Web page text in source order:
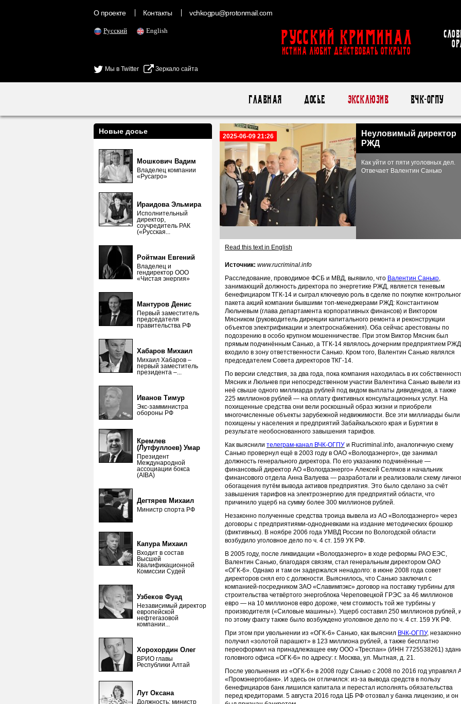
О проекте Контакты vchkogpu@protonmail.com
Русский English
Мы в Twitter Зеркало сайта
Русский Криминал
ИСТИНА ЛЮБИТ ДЕЙСТВОВАТЬ ОТКРЫТО
Главная Досье Эксклюзив ВЧК-ОГПУ
Новые досье
Мошкович Вадим
Владелец компании
«Русагро»
Ираидова Эльмира
Исполнительный
директор,
соучредитель РАК
(«Русская...
Ройтман Евгений
Владелец и
гендиректор ООО
«Чистая энергия»
Мантуров Денис
Первый заместитель
председателя
правительства РФ
Хабаров Михаил
Михаил Хабаров –
первый заместитель
президента –...
Иванов Тимур
Экс-замминистра
обороны РФ
Кремлев
(Лутфуллоев) Умар
Президент
Международной
ассоциации бокса
(AIBA)
Дегтярев Михаил
Министр спорта РФ
Капура Михаил
Входит в состав
Высшей
Квалификационной
Комиссии Судей
Узбеков Фуад
Независимый директор
европейской
нефтегазовой
компании...
Хорохордин Олег
ВРИО главы
Республики Алтай
Лут Оксана
Должность: министр
2025-06-09 21:26
Неуловимый директор
РЖД
Как уйти от пяти уголовных дел.
Отвечает Валентин Санько
Read this text in English
Источник: www.rucriminal.info
Расследование, проводимое ФСБ и МВД, выявило, что Валентин Санько,
занимающий должность директора по энергетике РЖД, является теневым
бенефициаром ТГК-14 и сыграл ключевую роль в сделке по покупке
пакета акций компании бывшими топ-менеджерами РЖД: Константином
Люльчевым (глава департамента корпоративных финансов) и Виктором
Мясником (руководитель дирекции капитального ремонта и реконструкции
объектов электрификации и электроснабжения). Оба сейчас арестованы по
подозрению в особо крупном мошенничестве. При этом Виктор Мясник был
прямым подчинённым Санько, а ТГК-14 являлось дочерним предприятием
входило в зону ответственности Санько. Кром того, Валентин Санько являлся
председателем Совета директоров ТКГ-14.
По версии следствия, за два года, пока компания находилась в их
Мясник и Люльчев при непосредственном участии Валентина Санько вывели из
неё свыше одного миллиарда рублей под видом выплаты дивидендов, а также
225 миллионов рублей — на оплату фиктивных консультационных услуг. На
похищенные средства они вели роскошный образ жизни и приобрели
многочисленные объекты зарубежной недвижимости. Все эти миллиарды были
похищены у населения и предприятий Забайкальского края и Бурятии в
результате необоснованного завышения тарифов.
Как выяснили телеграм-канал ВЧК-ОГПУ и Rucriminal.info, аналогичную схему
Санько провернул ещё в 2003 году в ОАО «Вологдаэнерго», где занимал
должность генерального директора. По его указанию подчинённые —
финансовый директор АО «Вологдаэнерго» Алексей Селяков и начальник
финансового отдела Анна Валуева — разработали и реализовали схему
обогащения путём вывода активов предприятия. Это было сделано за счёт
завышения тарифов на электроэнергию для предприятий области, что
причинило ущерб на сумму более 300 миллионов рублей.
Незаконно полученные средства троица вывела из АО «Вологдаэнерго» через
договоры с предприятиями-однодневками на издание методических брошюр
(фиктивных). В ноябре 2006 года УМВД России по Вологодской области
возбудило уголовное дело по ч. 4 ст. 159 УК РФ.
В 2005 году, после ликвидации «Вологдаэнерго» в ходе реформы РАО ЕЭС,
Валентин Санько, благодаря связям, стал генеральным директором ОАО
«ОГК-6». Однако и там он задержался ненадолго: в июне 2008 года совет
директоров снял его с должности. Выяснилось, что Санько заключил с
компанией-посредником ЗАО «Славимпэкс» договор на поставку турбины для
строительства четвёртого энергоблока Череповецкой ГРЭС за 46 миллионов
евро — на 10 миллионов евро дороже, чем стоимость той же турбины у
производителя («Силовые машины»). Ущерб составил 250 миллионов рублей,
по этому факту также было возбуждено уголовное дело по ч. 4 ст. 159 УК РФ.
При этом при увольнении из «ОГК-6» Санько, как выяснил ВЧК-ОГПУ, незаконно
получил «золотой парашют» в 123 миллиона рублей, а также бесплатно
переоформил на принадлежащее ему ООО «Треспан» (ИНН 7725538261)
головного офиса «ОГК-6» по адресу: г. Москва, ул. Мытная, д. 21.
После увольнения из «ОГК-6» в 2008 году Санько с 2008 по 2016 год управлял
«Промэнергобанк». И здесь он отличился: из-за вывода средств в пользу
бенефициаров банк лишился капитала и перестал исполнять обязательства
перед кредиторами. 5 августа 2016 года ЦБ РФ отозвал у банка лицензию, и он